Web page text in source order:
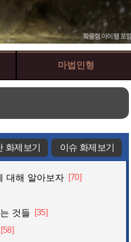
마법인형
화제보기 이슈 화제보기
대해 알아보자 [70]
것들 [35]
[58]